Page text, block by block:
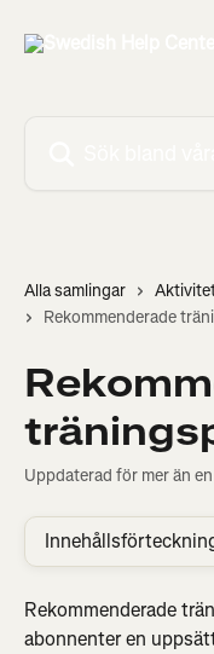
Alla samlingar
Rekommenderade
Uppdaterad för mer än
Rekommenderade
abonnenter en